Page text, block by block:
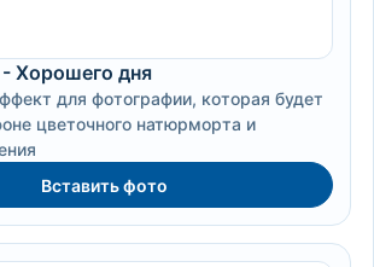
Хорошего дня
для фотографии, которая будет
цветочного натюрморта и
Вставить фото